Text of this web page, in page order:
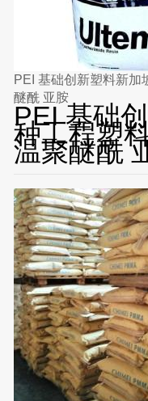
PEI 基础创新塑料新加
醚酰 亚胺
PEI 基础
种工程塑
温聚醚酰